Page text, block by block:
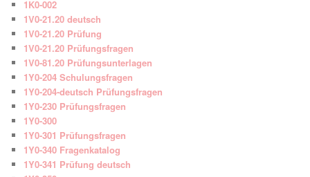
1K0-002
1V0-21.20 deutsch
1V0-21.20 Prüfung
1V0-21.20 Prüfungsfragen
1V0-81.20 Prüfungsunterlagen
1Y0-204 Schulungsfragen
1Y0-204-deutsch Prüfungsfragen
1Y0-230 Prüfungsfragen
1Y0-300
1Y0-301 Prüfungsfragen
1Y0-340 Fragenkatalog
1Y0-341 Prüfung deutsch